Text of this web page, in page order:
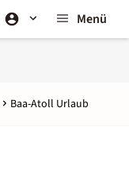
Menü
Baa-Atoll Urlaub